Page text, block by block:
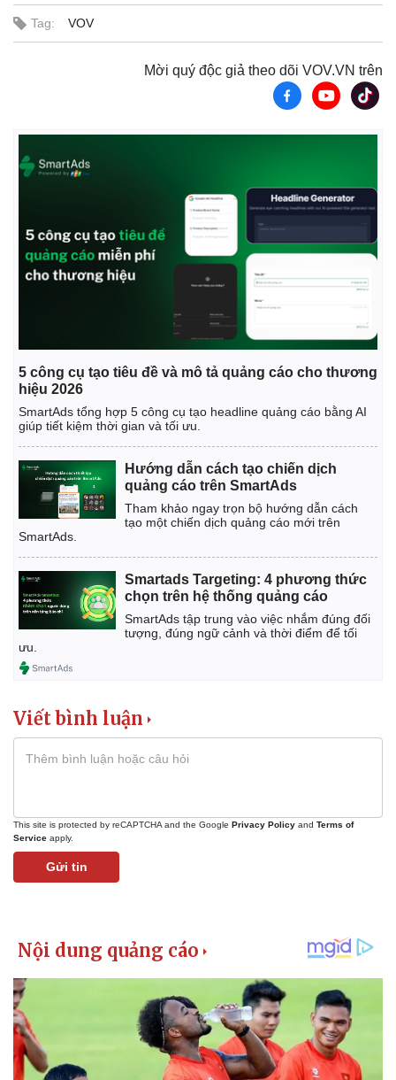
Kinh tế
Bất động sản
Thị trường
Giá vàng
Tiêu dùng
Tag: VOV
Mời quý độc giả theo dõi VOV.VN trên
5 công cụ tạo tiêu đề và mô tả quảng cáo cho thương
hiệu 2026
SmartAds tổng hợp 5 công cụ tạo headline quảng cáo bằng AI
giúp tiết kiệm thời gian và tối ưu.
Hướng dẫn cách tạo chiến dịch
quảng cáo trên SmartAds
Tham khảo ngay trọn bộ hướng dẫn cách
tạo một chiến dịch quảng cáo mới trên
SmartAds.
Smartads Targeting: 4 phương thức
chọn trên hệ thống quảng cáo
SmartAds tập trung vào việc nhắm đúng đối
tượng, đúng ngữ cảnh và thời điểm để tối
ưu.
Viết bình luận
This site is protected by reCAPTCHA and the Google Privacy Policy and Terms of
Service apply.
Gửi tin